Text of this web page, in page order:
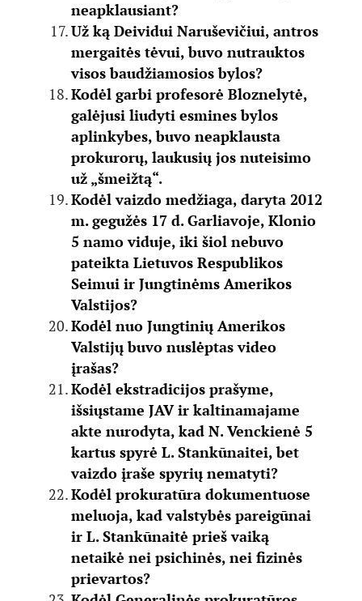
neapklausiant?
Už ką Deividui Naruševičiui, antros
mergaitės tėvui, buvo nutrauktos
visos baudžiamosios bylos?
Kodėl garbi profesorė Bloznelytė,
galėjusi liudyti esmines bylos
aplinkybes, buvo neapklausta
prokurorų, laukusių jos nuteisimo
už „šmeižtą“.
Kodėl vaizdo medžiaga, daryta 2012
m. gegužės 17 d. Garliavoje, Klonio
5 namo viduje, iki šiol nebuvo
pateikta Lietuvos Respublikos
Seimui ir Jungtinėms Amerikos
Valstijos?
Kodėl nuo Jungtinių Amerikos
Valstijų buvo nuslėptas video
įrašas?
Kodėl ekstradicijos prašyme,
išsiųstame JAV ir kaltinamajame
akte nurodyta, kad N. Venckienė 5
kartus spyrė L. Stankūnaitei, bet
vaizdo įraše spyrių nematyti?
Kodėl prokuratūra dokumentuose
meluoja, kad valstybės pareigūnai
ir L. Stankūnaitė prieš vaiką
netaikė nei psichinės, nei fizinės
prievartos?